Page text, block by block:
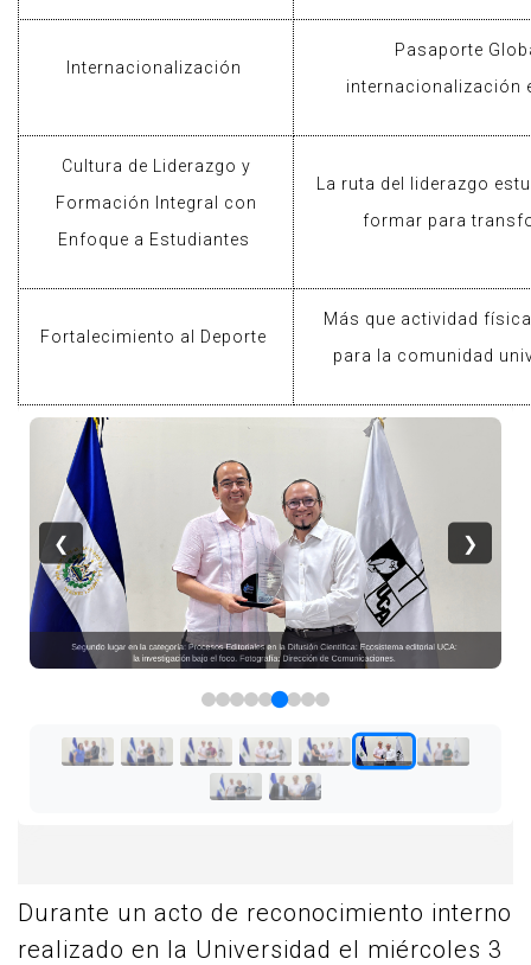
Internacionalización
Pasaporte
internacionalización
Cultura de Liderazgo y
Formación Integral con
Enfoque a Estudiantes
La ruta del liderazgo
formar para
Fortalecimiento al Deporte
Más que actividad
para la comunidad
Durante un acto de reconocimiento interno
realizado en la Universidad el miércoles 3